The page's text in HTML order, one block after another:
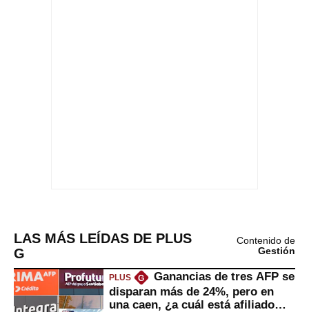
LAS MÁS LEÍDAS DE PLUS
G
Contenido de
Gestión
PLUS G
Ganancias de tres AFP se
disparan más de 24%, pero en
una caen, ¿a cuál está afiliado